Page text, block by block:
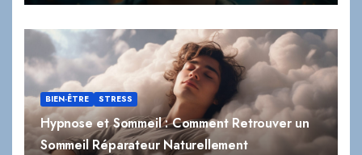
BIEN-ÊTRE STRESS
Hypnose et Sommeil : Comment Retrouver un
Sommeil Réparateur Naturellement